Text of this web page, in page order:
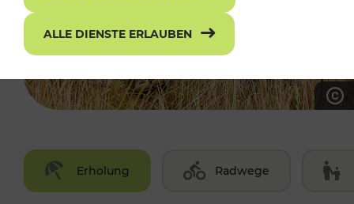
Erholung Radwege
ALLE DIENSTE ERLAUBEN